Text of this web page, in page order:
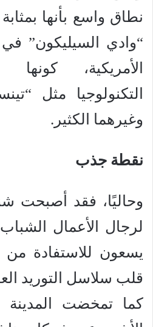
نطاق واسع بأنها
“وادي السيليكون” في
الأمريكية،
التكنولوجيا مثل
وغيرهما الكثير.
نقطة جذب
وحاليًا، فقد أصبحت
لرجال الأعمال
يسعون للاستفادة من
قلب سلاسل التوريد
كما تمخضت المدينة